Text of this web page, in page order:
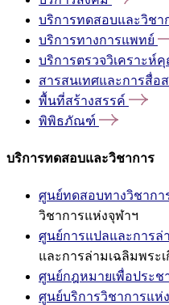
บริการทดสอบและวิชา
บริการทางการแพทย์
บริการตรวจวิเคราะห์
สารสนเทศและการสื่อ
พื้นที่สร้างสรรค์
พิพิธภัณฑ์
บริการทดสอบและวิชาการ
ศูนย์ทดสอบทางวิชากา
วิชาการแห่งจุฬาฯ
ศูนย์การแปลและการล่
และการล่ามเฉลิมพระ
ศูนย์กฎหมายเพื่อประช
ศูนย์บริการวิชาการแ